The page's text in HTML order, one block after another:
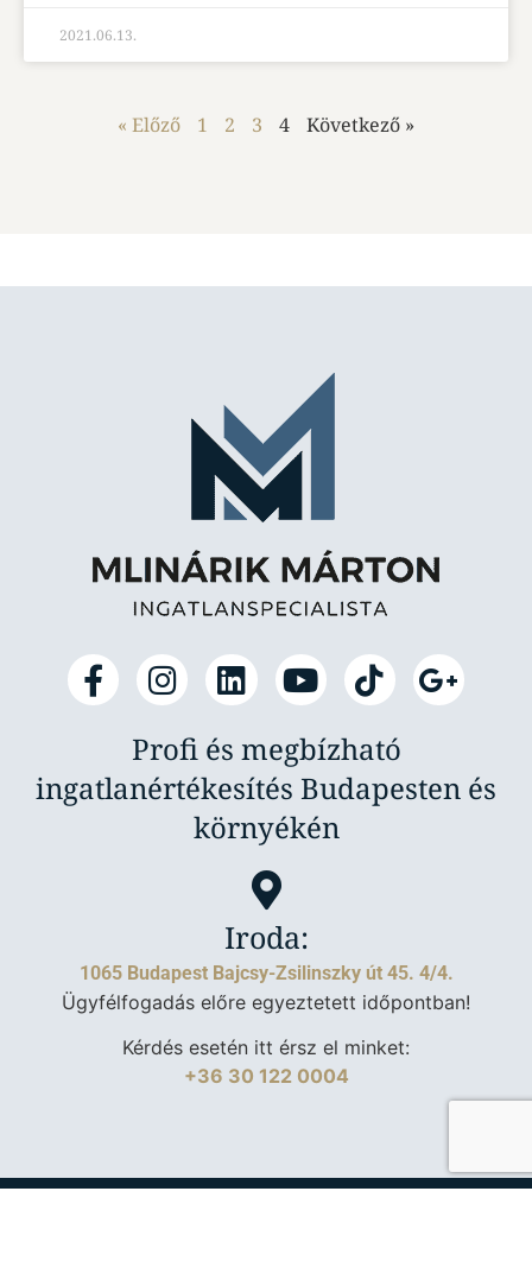
2021.06.13.
« Előző 1 2 3 4 Következő »
Profi és megbízható
ingatlanértékesítés Budapesten és
környékén
Iroda:
1065 Budapest Bajcsy-Zsilinszky út 45. 4/4.
Ügyfélfogadás előre egyeztetett időpontban!
Kérdés esetén itt érsz el minket:
+36 30 122 0004